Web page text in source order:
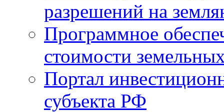
разрешений на
Программное
стоимости
Портал
субъекта РФ